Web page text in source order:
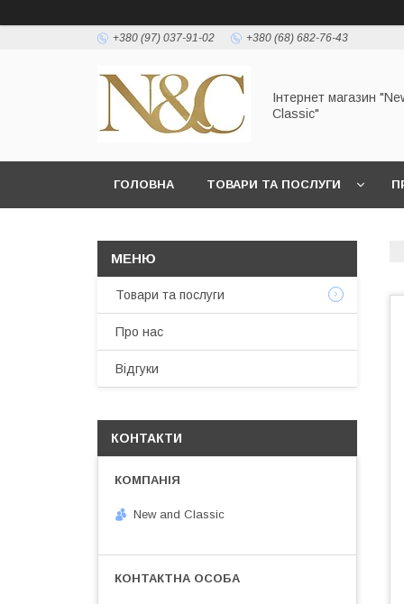
+380 (97) 037-91-02 +380 (68) 682-76-43
Інтернет магазин
Classic"
ГОЛОВНА ТОВАРИ ТА ПОСЛУГИ
Товари та послуги
Про нас
Відгуки
КОНТАКТИ
New and Classic